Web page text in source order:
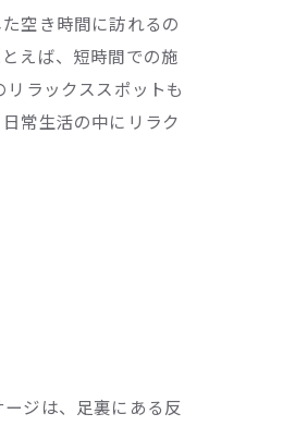
空き時間に訪れるの
えば、短時間での施
ラックススポットも
常生活の中にリラク
ジは、足裏にある反